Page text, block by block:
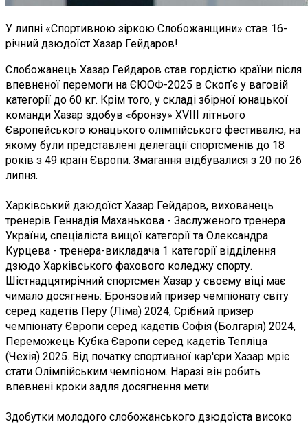
У липні «Спортивною зіркою Слобожанщини» став 16-
річний дзюдоїст Хазар Гейдаров!
Слобожанець Хазар Гейдаров став гордістю країни після
впевненої перемоги на ЄЮОФ-2025 в Скопʼє у ваговій
категорії до 60 кг. Крім того, у складі збірної юнацької
команди Хазар здобув «бронзу» XVIII літнього
Європейського юнацького олімпійського фестивалю, на
якому були представлені делегації спортсменів до 18
років з 49 країн Європи. Змагання відбувалися з 20 по 26
липня.
Харківський дзюдоїст Хазар Гейдаров, вихованець
тренерів Геннадія Маханькова - Заслуженого тренера
України, спеціаліста вищої категорії та Олександра
Курцева - тренера-викладача 1 категорії відділення
дзюдо Харківського фахового коледжу спорту.
Шістнадцятирічний спортсмен Хазар у своєму віці має
чимало досягнень: Бронзовий призер чемпіонату світу
серед кадетів Перу (Ліма) 2024, Срібний призер
чемпіонату Європи серед кадетів Софія (Болгарія) 2024,
Переможець Кубка Європи серед кадетів Тепліца
(Чехія) 2025. Від початку спортивної кар'єри Хазар мріє
стати Олімпійським чемпіоном. Наразі він робить
впевнені кроки задля досягнення мети.
Здобутки молодого слобожанського дзюдоїста високо